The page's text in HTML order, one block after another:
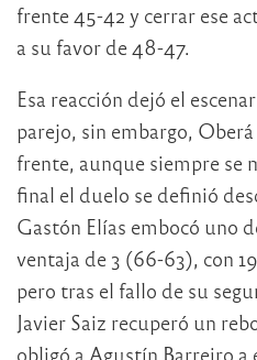
frente 45-42 y cerrar ese
a su favor de 48-47.
Esa reacción dejó el
parejo, sin embargo,
frente, aunque siempre se
final el duelo se definió
Gastón Elías embocó uno
ventaja de 3 (66-63), con
pero tras el fallo de su
Javier Saiz recuperó un
obligó a Agustín Barreiro a